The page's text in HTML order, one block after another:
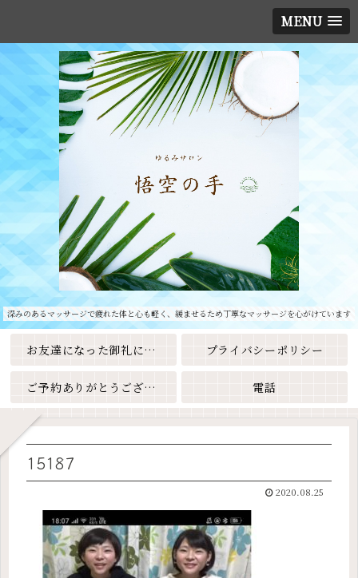
MENU
深みのあるマッサージで疲れた体と心も軽く、緩ませるため丁寧なマッサージを心がけています
お友達になった御礼に素敵なクーポンをプレゼント🎁 プライバシーポリシー
ご予約ありがとうございます 電話
15187
2020.08.25